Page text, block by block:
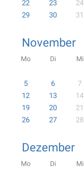
22
23 24
29
30 31
November
Mo Di Mi
5
6 7
12
13 14
19
20 21
26
27 28
Dezember
Mo Di Mi